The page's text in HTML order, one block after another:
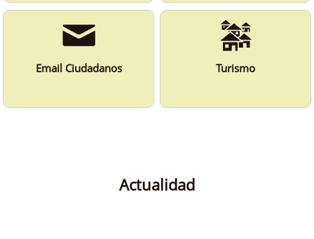
Email Ciudadanos Turismo
Actualidad